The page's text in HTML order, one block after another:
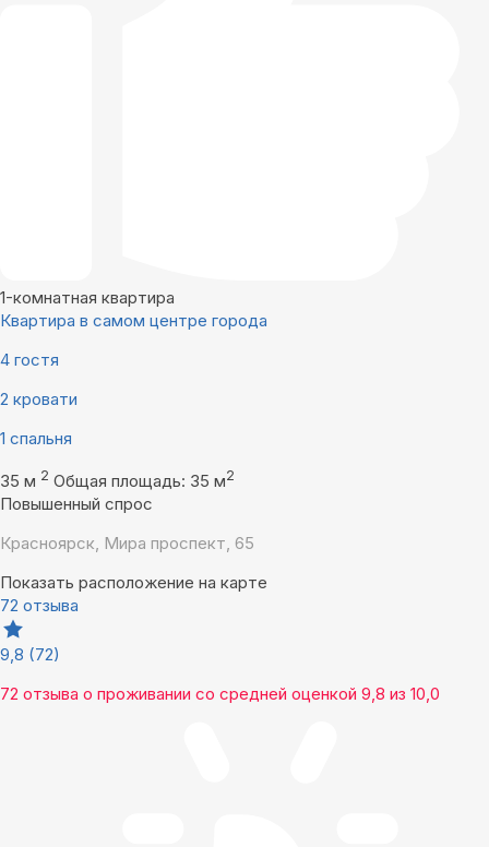
1-комнатная квартира
Квартира в самом центре города
4 гостя
2 кровати
1 спальня
35 м 2 Общая площадь: 35 м2
Повышенный спрос
Красноярск, Мира проспект, 65
Показать расположение на карте
72 отзыва
9,8 (72)
72 отзыва о проживании со средней оценкой 9,8 из 10,0